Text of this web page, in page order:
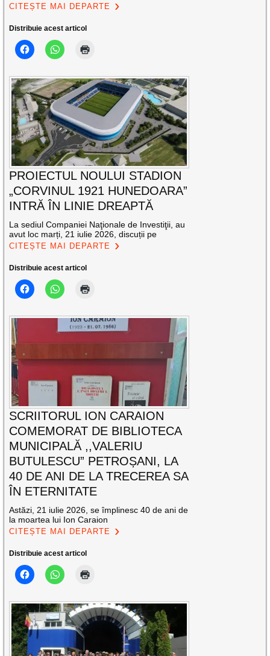
CITEȘTE MAI DEPARTE
Distribuie acest articol
PROIECTUL NOULUI STADION
„CORVINUL 1921 HUNEDOARA”
INTRĂ ÎN LINIE DREAPTĂ
La sediul Companiei Naţionale de Investiţii, au
avut loc marți, 21 iulie 2026, discuții pe
CITEȘTE MAI DEPARTE
Distribuie acest articol
SCRIITORUL ION CARAION
COMEMORAT DE BIBLIOTECA
MUNICIPALĂ ,,VALERIU
BUTULESCU” PETROȘANI, LA
40 DE ANI DE LA TRECEREA SA
ÎN ETERNITATE
Astăzi, 21 iulie 2026, se împlinesc 40 de ani de
la moartea lui Ion Caraion
CITEȘTE MAI DEPARTE
Distribuie acest articol